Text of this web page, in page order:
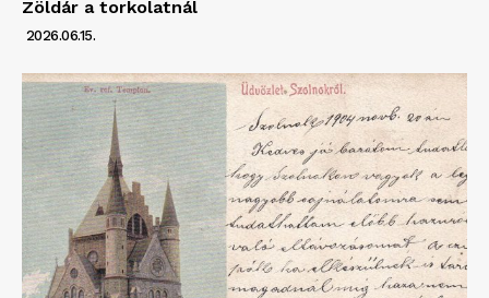
Zöldár a torkolatnál
2026.06.15.